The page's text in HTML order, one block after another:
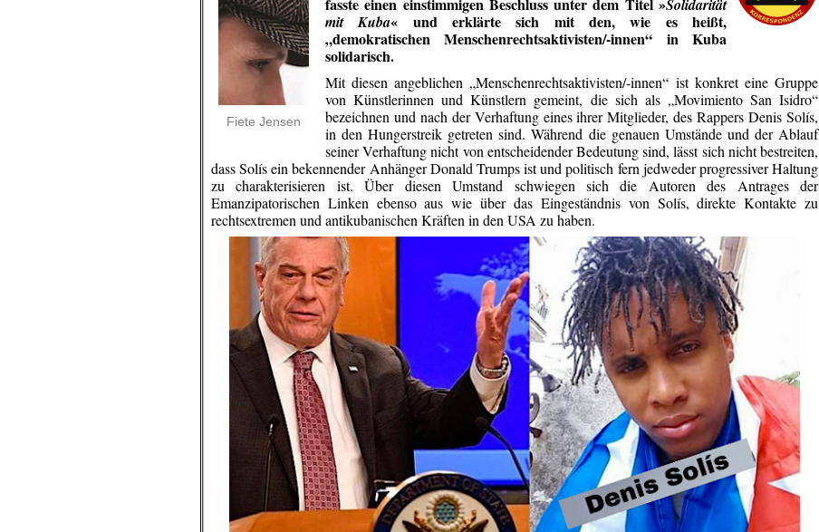
Fiete Jensen
Solidarität
mit Kuba« und erklärte sich mit den, wie es heißt,
„demokratischen Menschenrechtsaktivisten/-innen“ in Kuba
solidarisch.
Mit diesen angeblichen „Menschenrechtsaktivisten/-innen“ ist konkret eine Gruppe
von Künstlerinnen und Künstlern gemeint, die sich als „Movimiento San Isidro“
bezeichnen und nach der Verhaftung eines ihrer Mitglieder, des Rappers Denis Solís,
in den Hungerstreik getreten sind. Während die genauen Umstände und der Ablauf
seiner Verhaftung nicht von entscheidender Bedeutung sind, lässt sich nicht bestreiten,
dass Solís ein bekennender Anhänger Donald Trumps ist und politisch fern jedweder progressiver Haltung
zu charakterisieren ist. Über diesen Umstand schwiegen sich die Autoren des Antrages der
Emanzipatorischen Linken ebenso aus wie über das Eingeständnis von Solís, direkte Kontakte zu
rechtsextremen und antikubanischen Kräften in den USA zu haben.